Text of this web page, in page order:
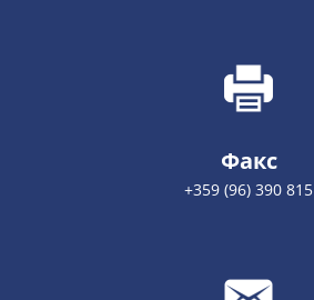
Факс
+359 (96) 390 815